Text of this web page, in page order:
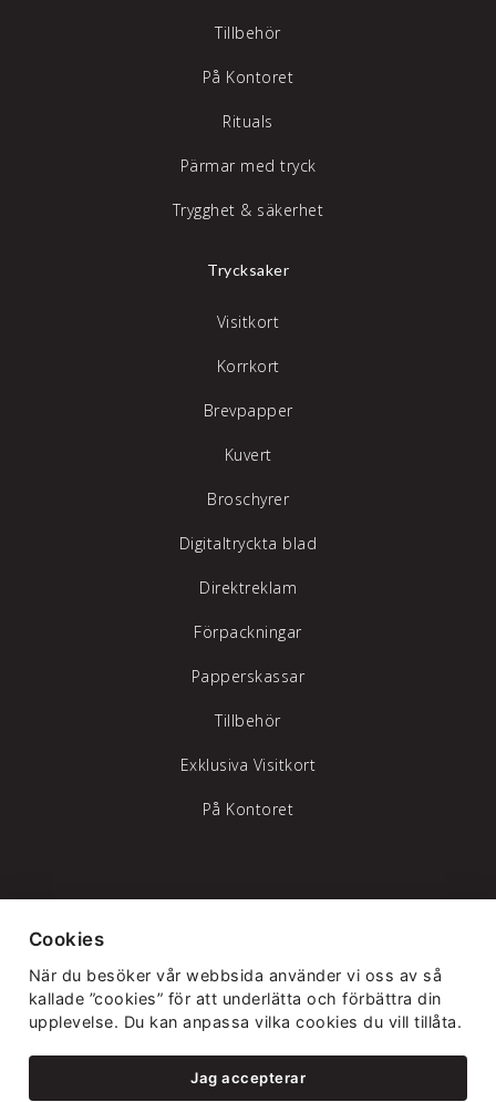
Tillbehör
På Kontoret
Rituals
Pärmar med tryck
Trygghet & säkerhet
Trycksaker
Visitkort
Korrkort
Brevpapper
Kuvert
Broschyrer
Digitaltryckta blad
Direktreklam
Förpackningar
Papperskassar
Tillbehör
Exklusiva Visitkort
På Kontoret
Gamledammvägen 11 302 41 Halmstad
Cookies
När du besöker vår webbsida använder vi oss av så
kallade ”cookies” för att underlätta och förbättra din
upplevelse. Du kan anpassa vilka cookies du vill tillåta.
Jag accepterar